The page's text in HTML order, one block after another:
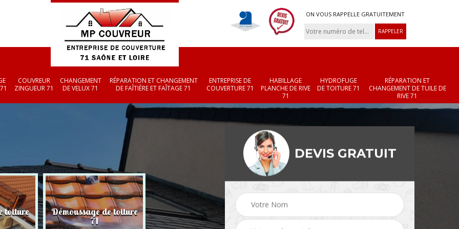
ON VOUS RAPPELLE GRATUITEMENT
COUVREUR
ZINGUEUR 71
CHANGEMENT
DE VELUX 71
RÉPARATION ET CHANGEMENT
DE FAÎTIÈRE ET FAÎTAGE 71
ENTREPRISE DE
COUVERTURE 71
HABILLAGE
PLANCHE DE RIVE
71
HYDROFUGE
DE TOITURE 71
RÉPARATION ET
CHANGEMENT DE TUILE DE
RIVE 71
toiture Démoussage de toiture
71 Couvreur zingueur 71 Changement de velux
71
Réparation et
changement de
et faîtage 71
DEVIS GRATUIT